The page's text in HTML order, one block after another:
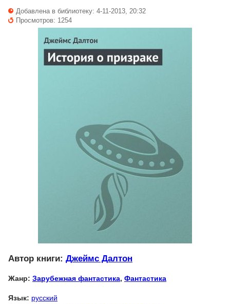
Добавлена в библиотеку: 4-11-2013, 20:32
Просмотров: 1254
Автор книги: Джеймс Далтон
Жанр: Зарубежная фантастика, Фантастика
Язык: русский